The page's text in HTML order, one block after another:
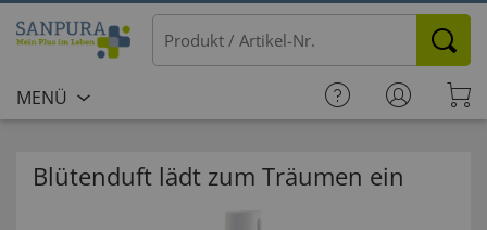
MENÜ
Blütenduft lädt zum Träumen ein